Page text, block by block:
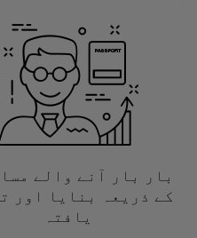
بار بار آنے والے
کے ذریعہ بنایا اور
یافتہ